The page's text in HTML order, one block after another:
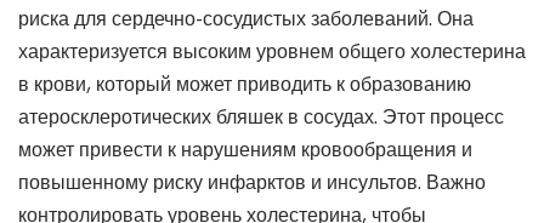
риска для сердечно-сосудистых заболеваний. Она
характеризуется высоким уровнем общего холестерина
в крови, который может приводить к образованию
атеросклеротических бляшек в сосудах. Этот процесс
может привести к нарушениям кровообращения и
повышенному риску инфарктов и инсультов. Важно
контролировать уровень холестерина, чтобы